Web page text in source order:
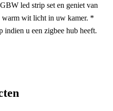
led strip set en geniet van
warm wit licht in uw kamer. *
indien u een zigbee hub heeft.